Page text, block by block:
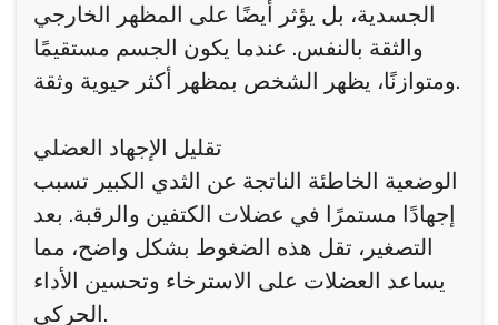
الجسدية، بل يؤثر أيضًا على المظهر الخارجي
والثقة بالنفس. عندما يكون الجسم مستقيمًا
ومتوازنًا، يظهر الشخص بمظهر أكثر حيوية وثقة.
تقليل الإجهاد العضلي
الوضعية الخاطئة الناتجة عن الثدي الكبير تسبب
إجهادًا مستمرًا في عضلات الكتفين والرقبة. بعد
التصغير، تقل هذه الضغوط بشكل واضح، مما
يساعد العضلات على الاسترخاء وتحسين الأداء
الحركي.